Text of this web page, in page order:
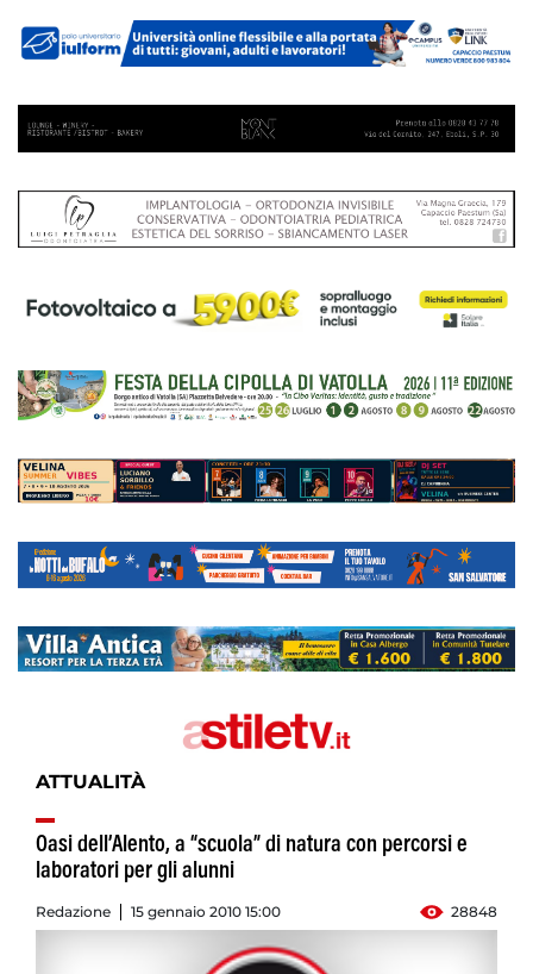
ATTUALITÀ
Oasi dell’Alento, a “scuola” di natura con percorsi e
laboratori per gli alunni
Redazione 15 gennaio 2010 15:00 28848